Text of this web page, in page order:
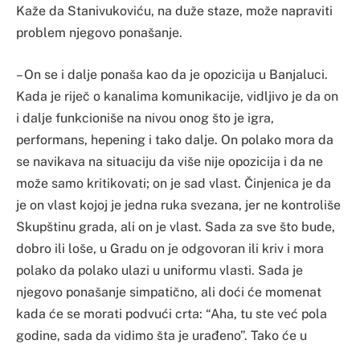
Kaže da Stanivukoviću, na duže staze, može napraviti
problem njegovo ponašanje.
– On se i dalje ponaša kao da je opozicija u Banjaluci.
Kada je riječ o kanalima komunikacije, vidljivo je da on
i dalje funkcioniše na nivou onog što je igra,
performans, hepening i tako dalje. On polako mora da
se navikava na situaciju da više nije opozicija i da ne
može samo kritikovati; on je sad vlast. Činjenica je da
je on vlast kojoj je jedna ruka svezana, jer ne kontroliše
Skupštinu grada, ali on je vlast. Sada za sve što bude,
dobro ili loše, u Gradu on je odgovoran ili kriv i mora
polako da polako ulazi u uniformu vlasti. Sada je
njegovo ponašanje simpatično, ali doći će momenat
kada će se morati podvući crta: “Aha, tu ste već pola
godine, sada da vidimo šta je urađeno”. Tako će u